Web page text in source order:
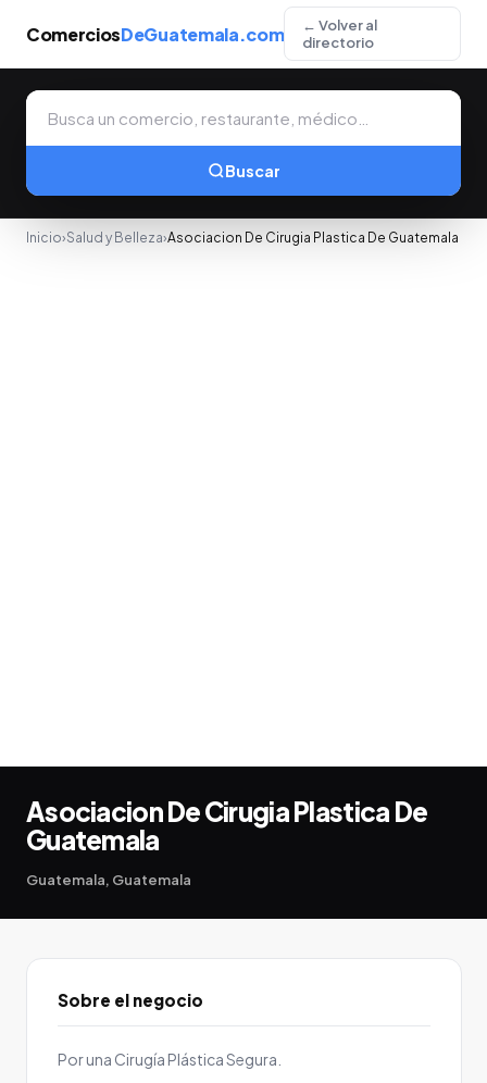
ComerciosDeGuatemala.com
← Volver al
directorio
Buscar
Inicio›Salud y Belleza›Asociacion De Cirugia Plastica De Guatemala
Asociacion De Cirugia Plastica De
Guatemala
Guatemala, Guatemala
Sobre el negocio
Por una Cirugía Plástica Segura.